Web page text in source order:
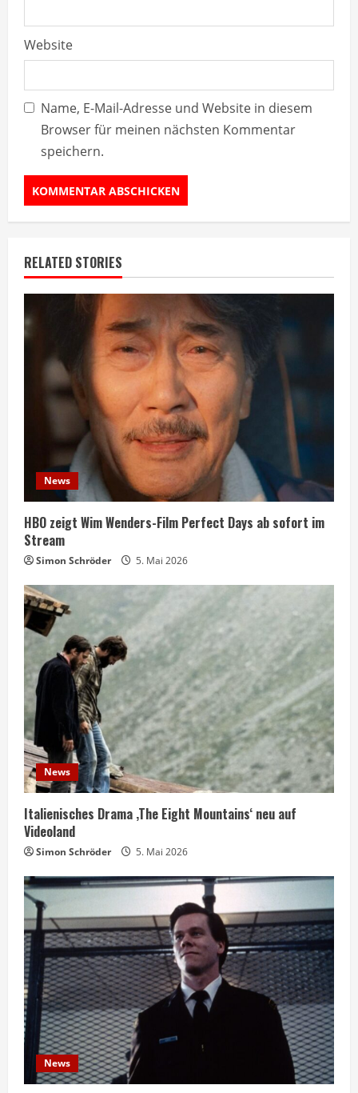
Website
Name, E-Mail-Adresse und Website in diesem
Browser für meinen nächsten Kommentar
speichern.
RELATED STORIES
News
HBO zeigt Wim Wenders-Film Perfect Days ab sofort im
Stream
Simon Schröder 5. Mai 2026
News
Italienisches Drama ‚The Eight Mountains‘ neu auf
Videoland
Simon Schröder 5. Mai 2026
News